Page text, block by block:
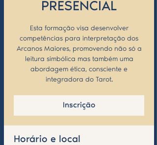
PRESENCIAL
Esta formação visa desenvolver
competências para interpretação dos
Arcanos Maiores, promovendo não só a
leitura simbólica mas também uma
abordagem ética, consciente e
integradora do Tarot.
Inscrição
Horário e local